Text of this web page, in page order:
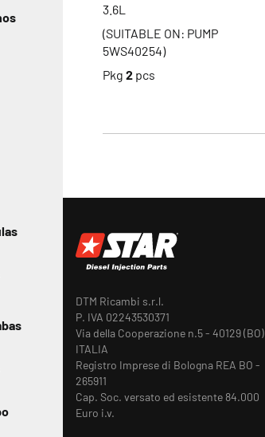
3.6L
(SUITABLE ON: PUMP
5WS40254)
Pkg 2 pcs
DTM Ricambi s.r.l.
P. IVA 02243530371
Via della Cooperazione n.5 - 40129 (BO)
ITALIA
Registro Imprese di Bologna REA BO -
265911
Cap. Soc. versato ed esistente 84.000
Euro i.v.